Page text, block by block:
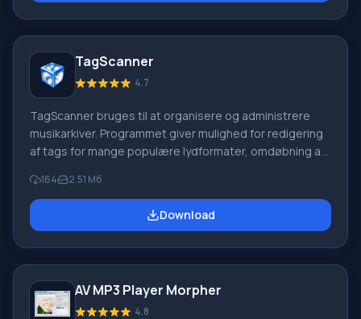
TagScanner
4.7
TagScanner bruges til at organisere og administrere
musikarkiver. Programmet giver mulighed for redigering
af tags for mange populære lydformater, omdøbning af
fra fil-/mappenavnet eller ændre parametrene for
obligatoriske felter i batchtilstand. TagScanner giver
detaljerede oplysninger fra online databaser: Amazon,
164 2.51 Mб
Download
AV MP3 Player Morpher
4.8